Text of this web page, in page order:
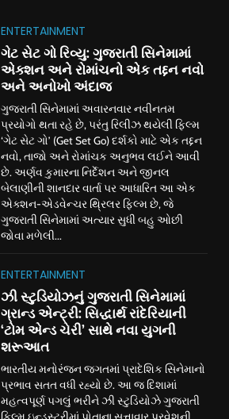
ENTERTAINMENT
ગેટ સેટ ગો રિવ્યુ: ગુજરાતી સિનેમામાં
એક્શન અને રોમાંચનો એક તદ્દન નવો
અને અનોખો અંદાજ
ગુજરાતી સિનેમામાં અવારનવાર નવીનતમ
પ્રયોગો થતા રહે છે, પરંતુ રિલીઝ થયેલી ફિલ્મ
‘ગેટ સેટ ગો’ (Get Set Go) દર્શકો માટે એક તદ્દન
નવો, તાજો અને રોમાંચક અનુભવ લઈને આવી
છે. અર્ણવ કુમારના નિર્દેશન અને જીનલ
બેલાણીની શાનદાર વાર્તા પર આધારિત આ એક
એક્શન-એડવેન્ચર થ્રિલર ફિલ્મ છે, જે
ગુજરાતી સિનેમામાં અત્યાર સુધી બહુ ઓછી
જોવા મળેલી...
ENTERTAINMENT
ઝી સ્ટુડિયોઝનું ગુજરાતી સિનેમામાં
ગ્રાન્ડ એન્ટ્રી: સિદ્ધાર્થ રાંદેરિયાની
‘ટોમ એન્ડ ચેરી’ સાથે નવા યુગની
શરૂઆત
ભારતીય મનોરંજન જગતમાં પ્રાદેશિક સિનેમાનો
પ્રભાવ સતત વધી રહ્યો છે. આ જ દિશામાં
મહત્વપૂર્ણ પગલું ભરીને ઝી સ્ટુડિયોઝે ગુજરાતી
ફિલ્મ ઇન્ડસ્ટ્રીમાં પોતાના સત્તાવાર પ્રવેશની